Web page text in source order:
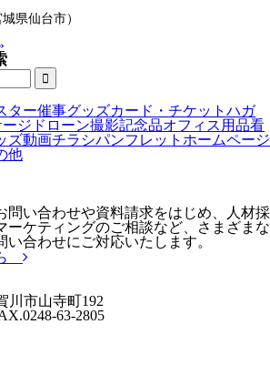
県仙台市）
ター催事グッズカード・チケット ハガ
ジ ドローン撮影記念品オフィス用品看
ズ動画チラシパンフレット ホームページ
他
問い合わせや資料請求をはじめ、人材採
ーケティングのご相談など、さまざまな
合わせにご対応いたします。
川市山寺町192
63-2805